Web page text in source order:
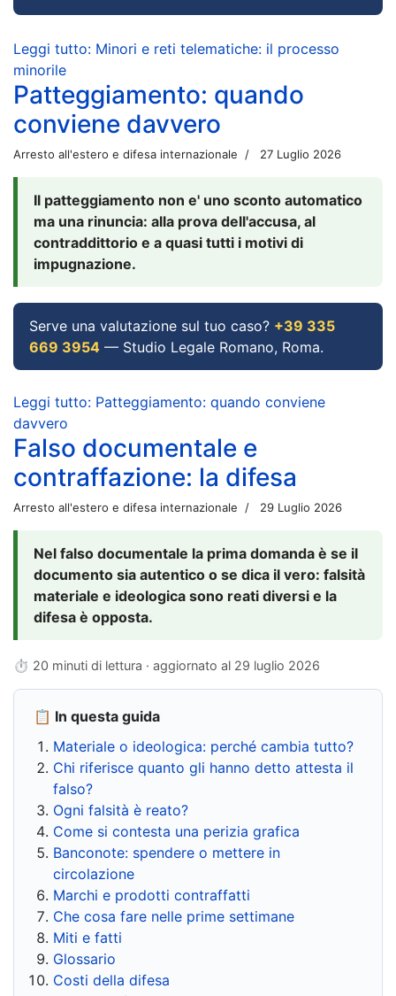
Leggi tutto: Minori e reti telematiche: il processo
minorile
Patteggiamento: quando
conviene davvero
Arresto all'estero e difesa internazionale 27 Luglio 2026
Il patteggiamento non e' uno sconto automatico
ma una rinuncia: alla prova dell'accusa, al
contraddittorio e a quasi tutti i motivi di
impugnazione.
Serve una valutazione sul tuo caso? +39 335
669 3954 — Studio Legale Romano, Roma.
Leggi tutto: Patteggiamento: quando conviene
davvero
Falso documentale e
contraffazione: la difesa
Arresto all'estero e difesa internazionale 29 Luglio 2026
Nel falso documentale la prima domanda è se il
documento sia autentico o se dica il vero: falsità
materiale e ideologica sono reati diversi e la
difesa è opposta.
⏱ 20 minuti di lettura · aggiornato al 29 luglio 2026
📋 In questa guida
Materiale o ideologica: perché cambia tutto?
Chi riferisce quanto gli hanno detto attesta il
falso?
Ogni falsità è reato?
Come si contesta una perizia grafica
Banconote: spendere o mettere in
circolazione
Marchi e prodotti contraffatti
Che cosa fare nelle prime settimane
Miti e fatti
Glossario
Costi della difesa